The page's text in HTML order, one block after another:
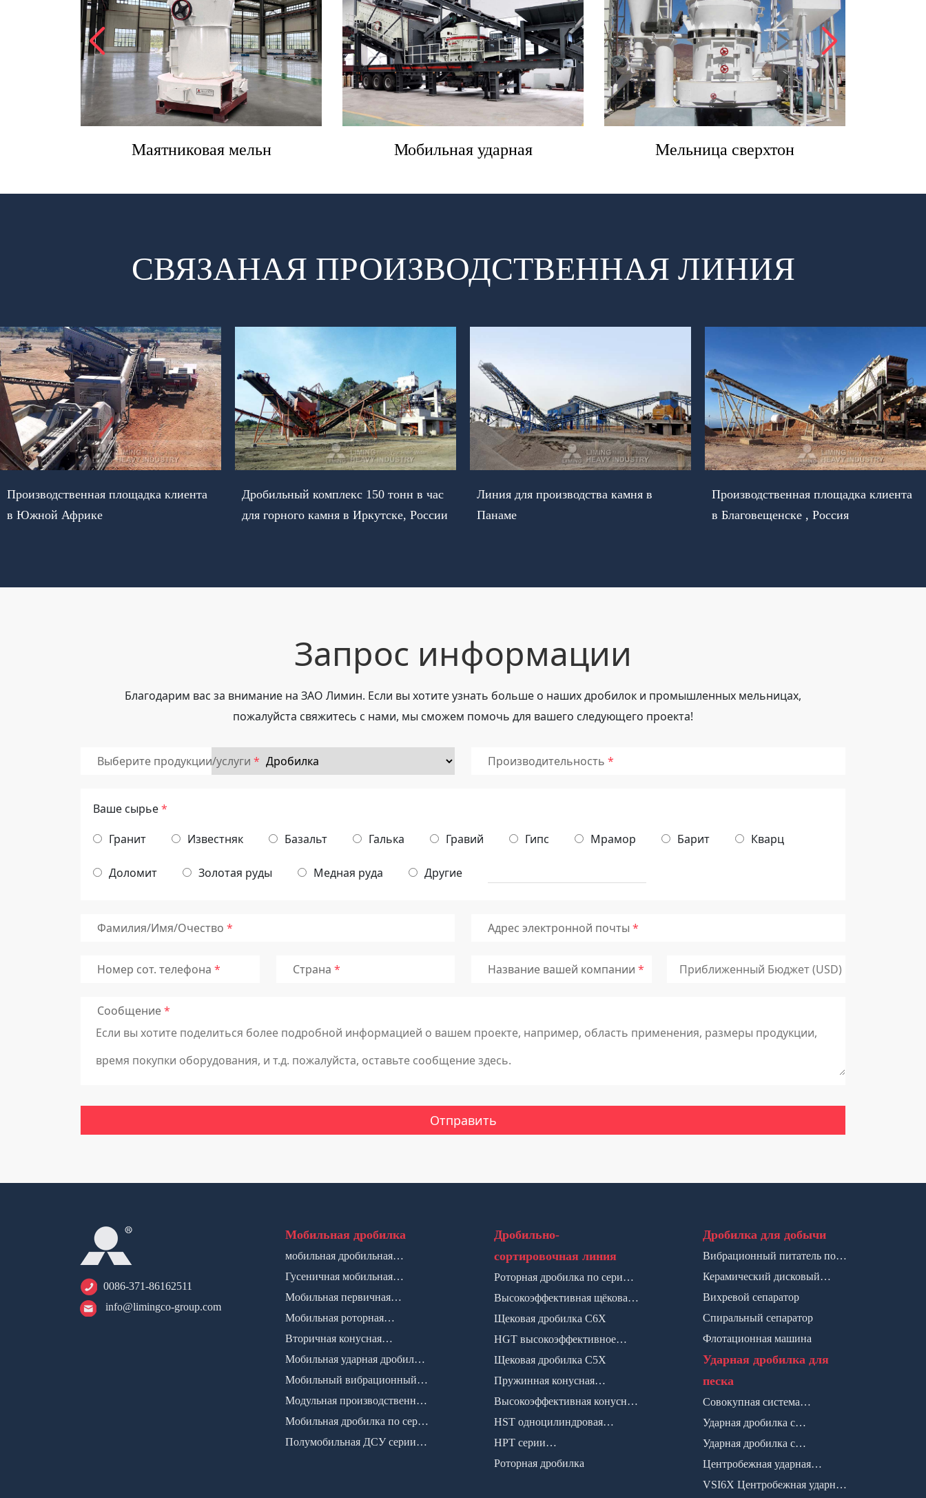
Маятниковая мельн Мобильная ударная Мельница сверхтон
СВЯЗАНАЯ ПРОИЗВОДСТВЕННАЯ ЛИНИЯ
Производственная площадка клиента
в Южной Африке
Дробильный комплекс 150 тонн в час
для горного камня в Иркутске, России
Линия для производства камня в
Панаме
Производственная площадка клиента
в Благовещенске , Россия
Запрос информации
Благодарим вас за внимание на ЗАО Лимин. Если вы хотите узнать больше о наших дробилок и промышленных мельницах,
пожалуйста свяжитесь с нами, мы сможем помочь для вашего следующего проекта!
Выберите продукции/услуги Производительность
Ваше сырье*
Гранит
Известняк Базальт Галька Гравий Гипс Мрамор Барит Кварц
Доломит Золотая руды Медная руда Другие
Фамилия/Имя/Очество Адрес электронной почты
Номер сот. телефона Страна Название вашей компании
Сообщение
0086-371-86162511
info@limingco-group.com
Мобильная дробилка
мобильная дробильная
установка на гусеничном ходу
Гусеничная мобильная
дробильная установка
Мобильная первичная
щёковая дробилка
Мобильная роторная
дробилка
Вторичная конусная
дробилка+грохот
Мобильная ударная дробилка
с вертикальным валком
Мобильный вибрационный
грохот
Модульная производственная
линия SMP
Мобильная дробилка по серии
NK
Полумобильная ДСУ серии
Дробильно-
сортировочная линия
Роторная дробилка по серии
CI5X
Высокоэффективная щёковая
дробилка по серии HJ
Щековая дробилка C6X
HGT высокоэффективное
гидрационная дробилка
Щековая дробилка C5X
Пружинная конусная
дробилка
Высокоэффективная конусная
дробилка по серии CS
HST одноцилиндровая
гидравлическая конусная
дробилка
HPT серии
высокоэффективная
Роторная дробилка
Дробилка для добычи
Вибрационный питатель по
серии SP
Керамический дисковый
фильтр
Вихревой сепаратор
Спиральный сепаратор
Флотационная машина
Ударная дробилка для
песка
Совокупная система
Ударная дробилка с
вертикальной валом по серии
PCL
Ударная дробилка с
вертикальным валом по серии
VSI
Центробежная ударная
дробилка по серии VSI5X
VSI6X Центробежная ударная